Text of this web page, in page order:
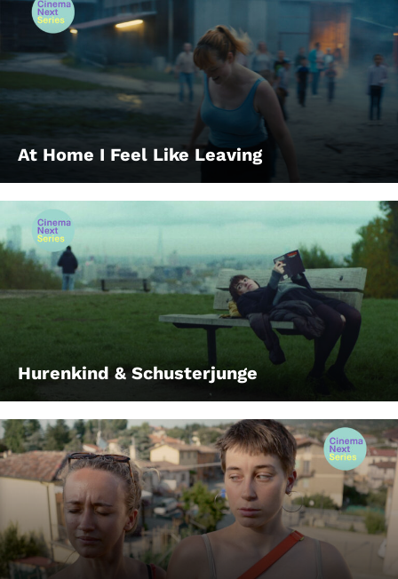
At Home I Feel Like Leaving
Hurenkind & Schusterjunge